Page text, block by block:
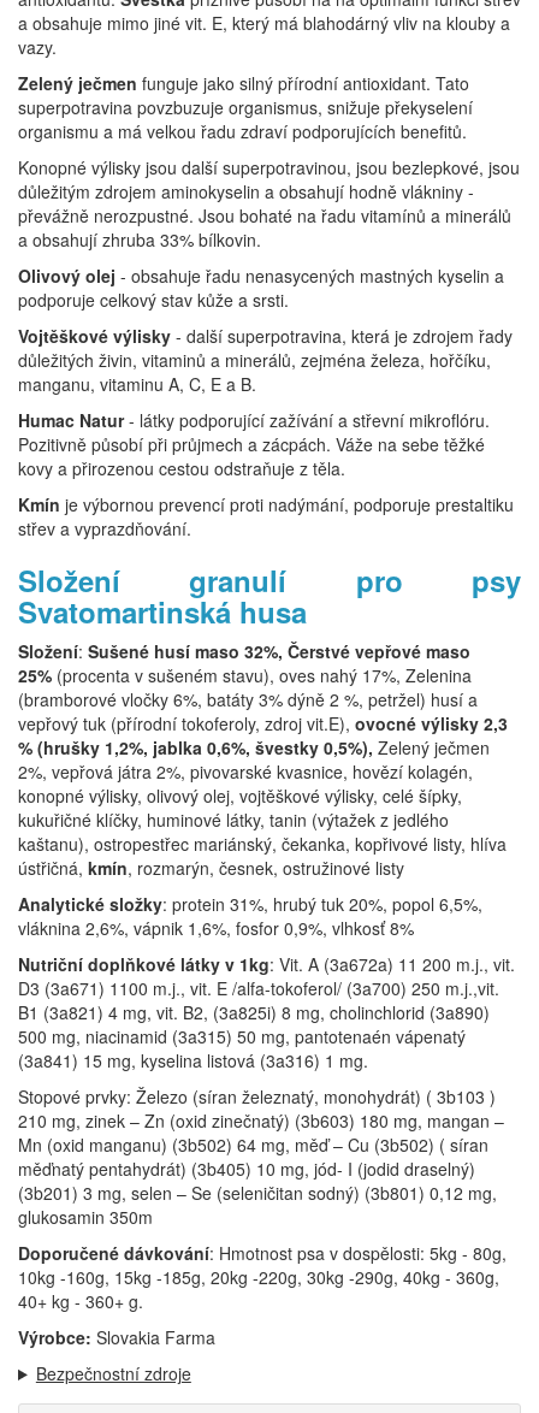
a obsahuje mimo jiné vit. E, který má blahodárný vliv na klouby a
vazy.
Zelený ječmen funguje jako silný přírodní antioxidant. Tato
superpotravina povzbuzuje organismus, snižuje překyselení
organismu a má velkou řadu zdraví podporujících benefitů.
Konopné výlisky jsou další superpotravinou, jsou bezlepkové, jsou
důležitým zdrojem aminokyselin a obsahují hodně vlákniny -
převážně nerozpustné. Jsou bohaté na řadu vitamínů a minerálů
a obsahují zhruba 33% bílkovin.
Olivový olej - obsahuje řadu nenasycených mastných kyselin a
podporuje celkový stav kůže a srsti.
Vojtěškové výlisky - další superpotravina, která je zdrojem řady
důležitých živin, vitaminů a minerálů, zejména železa, hořčíku,
manganu, vitaminu A, C, E a B.
Humac Natur- látky podporující zažívání a střevní mikroflóru.
Pozitivně působí při průjmech a zácpách. Váže na sebe těžké
kovy a přirozenou cestou odstraňuje z těla.
Kmín je výbornou prevencí proti nadýmání, podporuje prestaltiku
střev a vyprazdňování.
Složení granulí pro psy
Svatomartinská husa
Složení: Sušené husí maso 32%, Čerstvé vepřové maso
25% (procenta v sušeném stavu), oves nahý 17%, Zelenina
(bramborové vločky 6%, batáty 3% dýně 2 %, petržel) husí a
vepřový tuk (přírodní tokoferoly, zdroj vit.E), ovocné výlisky 2,3
% (hrušky 1,2%, jablka 0,6%, švestky 0,5%), Zelený ječmen
2%, vepřová játra 2%, pivovarské kvasnice, hovězí kolagén,
konopné výlisky, olivový olej, vojtěškové výlisky, celé šípky,
kukuřičné klíčky, huminové látky, tanin (výtažek z jedlého
kaštanu), ostropestřec mariánský, čekanka, kopřivové listy, hlíva
ústřičná, kmín, rozmarýn, česnek, ostružinové listy
Analytické složky: protein 31%, hrubý tuk 20%, popol 6,5%,
vláknina 2,6%, vápnik 1,6%, fosfor 0,9%, vlhkosť 8%
Nutriční doplňkové látky v 1kg: Vit. A (3a672a) 11 200 m.j., vit.
D3 (3a671) 1100 m.j., vit. E /alfa-tokoferol/ (3a700) 250 m.j.,vit.
B1 (3a821) 4 mg, vit. B2, (3a825i) 8 mg, cholinchlorid (3a890)
500 mg, niacinamid (3a315) 50 mg, pantotenaén vápenatý
(3a841) 15 mg, kyselina listová (3a316) 1 mg.
Stopové prvky: Železo (síran železnatý, monohydrát) ( 3b103 )
210 mg, zinek – Zn (oxid zinečnatý) (3b603) 180 mg, mangan –
Mn (oxid manganu) (3b502) 64 mg, měď – Cu (3b502) ( síran
měďnatý pentahydrát) (3b405) 10 mg, jód- I (jodid draselný)
(3b201) 3 mg, selen – Se (seleničitan sodný) (3b801) 0,12 mg,
glukosamin 350m
Doporučené dávkování: Hmotnost psa v dospělosti: 5kg - 80g,
10kg -160g, 15kg -185g, 20kg -220g, 30kg -290g, 40kg - 360g,
40+ kg - 360+ g.
Výrobce: Slovakia Farma
Bezpečnostní zdroje